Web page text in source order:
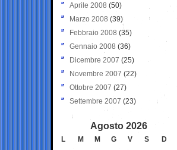
Aprile 2008 (50)
Marzo 2008 (39)
Febbraio 2008 (35)
Gennaio 2008 (36)
Dicembre 2007 (25)
Novembre 2007 (22)
Ottobre 2007 (27)
Settembre 2007 (23)
Agosto 2026
L M M G V S
D